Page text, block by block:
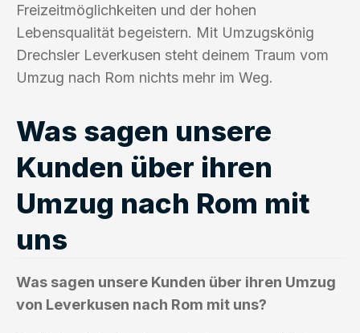
Freizeitmöglichkeiten und der hohen
Lebensqualität begeistern. Mit Umzugskönig
Drechsler Leverkusen steht deinem Traum vom
Umzug nach Rom nichts mehr im Weg.
Was sagen unsere
Kunden über ihren
Umzug nach Rom mit
uns
Was sagen unsere Kunden über ihren Umzug
von Leverkusen nach Rom mit uns?